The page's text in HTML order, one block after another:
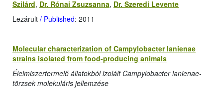
Szilárd, Dr. Rónai Zsuzsanna, Dr. Szeredi Levente
Lezárult / Published: 2011
Molecular characterization of Campylobacter lanienae
strains isolated from food-producing animals
Élelmiszertermelő állatokból izolált Campylobacter lanienae-
törzsek molekuláris jellemzése